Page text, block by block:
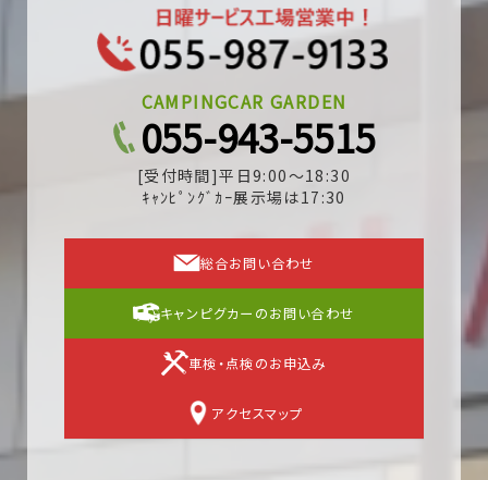
CAMPINGCAR GARDEN
055-943-5515
[受付時間]平日9:00～18:30
ｷｬﾝﾋﾟﾝｸﾞｶｰ展示場は17:30
総合お問い合わせ
キャンピグカーのお問い合わせ
車検・点検のお申込み
アクセスマップ